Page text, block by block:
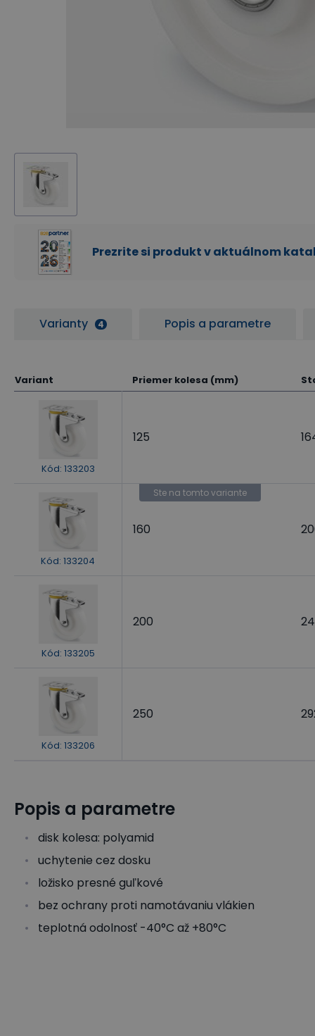
Prezrite si produkt v aktuálnom
Varianty 4 Popis a parametre
Variant Priemer kolesa (mm)
Kód: 133203
125
Kód: 133204
Ste na tomto variante
160
Kód: 133205
200
Kód: 133206
250
Popis a parametre
disk kolesa: polyamid
uchytenie cez dosku
ložisko presné guľkové
bez ochrany proti namotávaniu vlákien
teplotná odolnosť -40°C až +80°C